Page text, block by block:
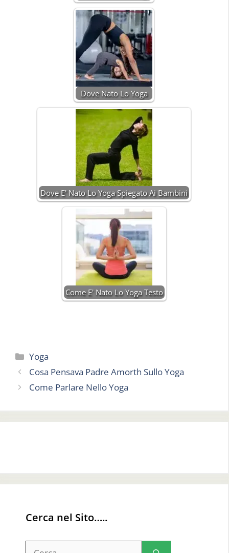
Dove Nato Lo Yoga
Dove E' Nato Lo Yoga Spiegato Ai Bambini
Come E' Nato Lo Yoga Testo
Categorie
Yoga
Cosa Pensava Padre Amorth Sullo Yoga
Come Parlare Nello Yoga
Cerca nel Sito…..